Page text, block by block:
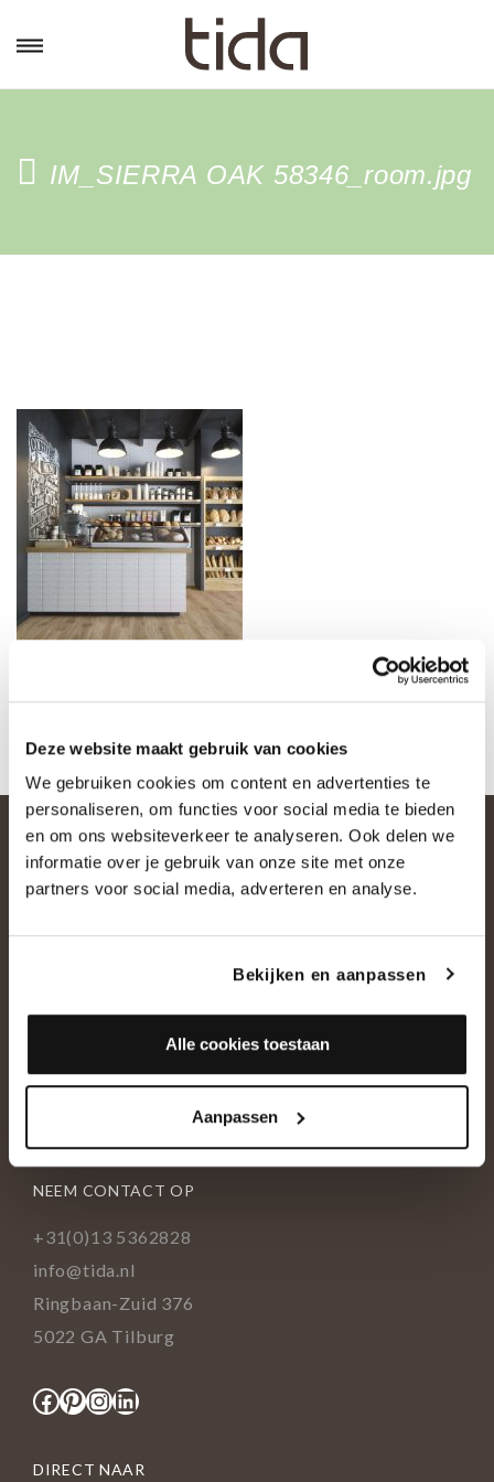
Deze website maakt gebruik van cookies
We gebruiken cookies om content en advertenties te
personaliseren, om functies voor social media te bieden
en om ons websiteverkeer te analyseren. Ook delen we
informatie over je gebruik van onze site met onze
partners voor social media, adverteren en analyse.
Bekijken en aanpassen
Alle cookies toestaan
Aanpassen
IM_SIERRA OAK 58346_room.jpg
OVER ONS
Ons team
NEEM CONTACT OP
+31(0)13 5362828
info@tida.nl
Ringbaan-Zuid 376
5022 GA Tilburg
Facebook
Pinterest
Instagram
LinkedIn
DIRECT NAAR